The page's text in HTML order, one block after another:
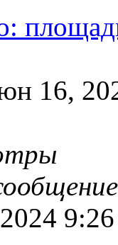
16,